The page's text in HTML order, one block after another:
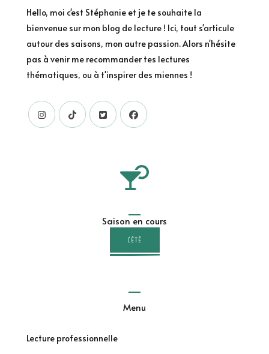
Hello, moi c'est Stéphanie et je te souhaite la
bienvenue sur mon blog de lecture ! Ici, tout s'articule
autour des saisons, mon autre passion. Alors n'hésite
pas à venir me recommander tes lectures
thématiques, ou à t'inspirer des miennes !
Saison en cours
L'ÉTÉ
Menu
Lecture professionnelle